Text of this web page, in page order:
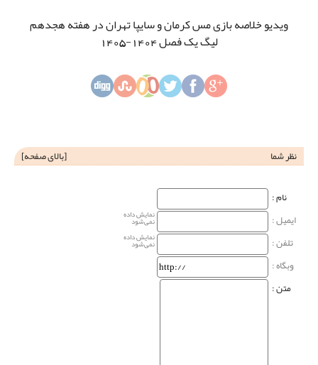
ویدیو خلاصه بازی مس کرمان و سایپا تهران در هفته هجدهم
لیگ یک فصل 1404-1405
نظر شما [بالای صفحه]
نام‌ :
ایمیل :
نمایش داده
نمی‌شود
تلفن : نمایش داده
نمی‌شود
وبگاه‌ :
متن :